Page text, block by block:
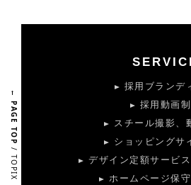
← PAGE TOP
/ TOPIX
採用ブランデ
採用動画
スチール撮影、
ショッピングサ
デザイン定額サービス
ホームページ保